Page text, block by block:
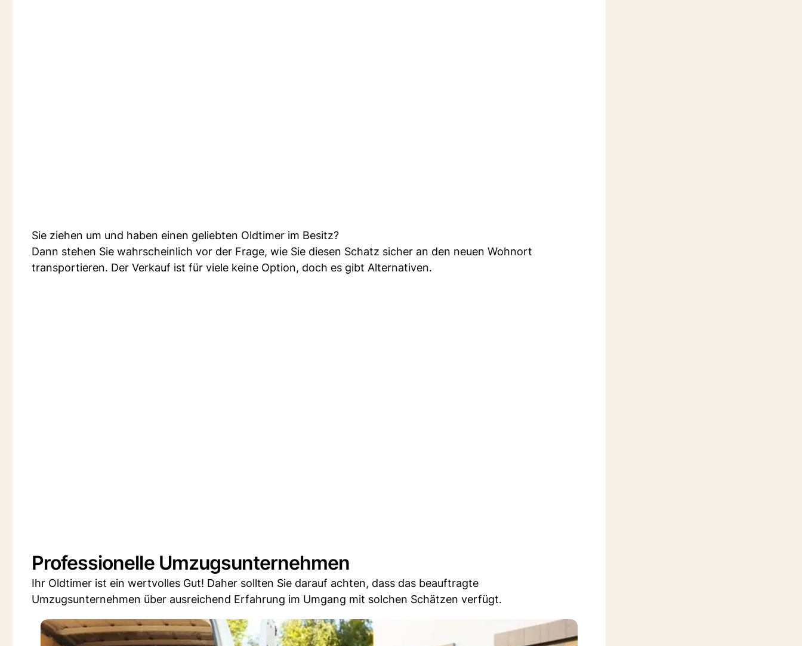
Sie ziehen um und haben einen geliebten Oldtimer im Besitz?
Dann stehen Sie wahrscheinlich vor der Frage, wie Sie diesen Schatz sicher an den neuen Wohnort
transportieren. Der Verkauf ist für viele keine Option, doch es gibt Alternativen.
Professionelle Umzugsunternehmen
Ihr Oldtimer ist ein wertvolles Gut! Daher sollten Sie darauf achten, dass das beauftragte
Umzugsunternehmen über ausreichend Erfahrung im Umgang mit solchen Schätzen verfügt.